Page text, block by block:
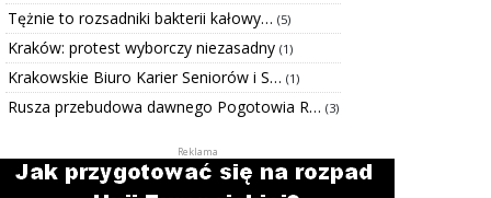
Tężnie to rozsadniki bakterii kałowy… (5)
Kraków: protest wyborczy niezasadny (1)
Krakowskie Biuro Karier Seniorów i S… (1)
Rusza przebudowa dawnego Pogotowia R… (3)